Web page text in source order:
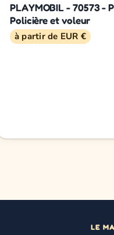
PLAYMOBIL - 70573 -
Policière et voleur
à partir de EUR €
LE